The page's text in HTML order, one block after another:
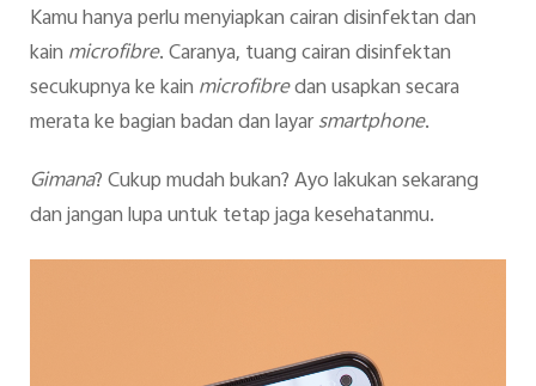
Kamu hanya perlu menyiapkan cairan disinfektan dan
kain microfibre. Caranya, tuang cairan disinfektan
secukupnya ke kain microfibredan usapkan secara
merata ke bagian badan dan layarsmartphone.
Gimana?Cukup mudah bukan? Ayo lakukan sekarang
dan jangan lupa untuk tetap jaga kesehatanmu.